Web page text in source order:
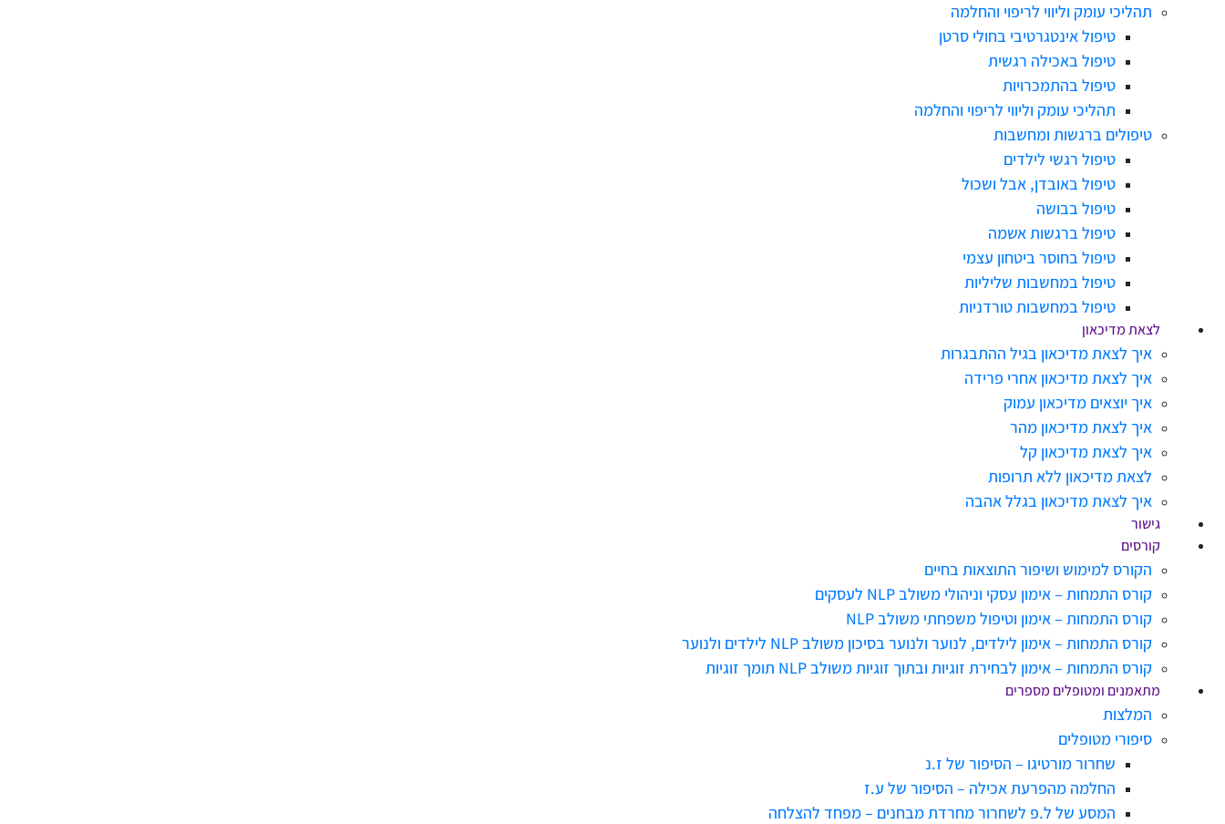
תהליכי עומק וליווי לריפוי והחלמה
טיפול אינטגרטיבי בחולי סרטן
טיפול באכילה רגשית
טיפול בהתמכרויות
תהליכי עומק וליווי לריפוי והחלמה
טיפולים ברגשות ומחשבות
טיפול רגשי לילדים
טיפול באובדן, אבל ושכול
טיפול בבושה
טיפול ברגשות אשמה
טיפול בחוסר ביטחון עצמי
טיפול במחשבות שליליות
טיפול במחשבות טורדניות
לצאת מדיכאון
איך לצאת מדיכאון בגיל ההתבגרות
איך לצאת מדיכאון אחרי פרידה
איך יוצאים מדיכאון עמוק
איך לצאת מדיכאון מהר
איך לצאת מדיכאון קל
לצאת מדיכאון ללא תרופות
איך לצאת מדיכאון בגלל אהבה
גישור
קורסים
הקורס למימוש ושיפור התוצאות בחיים
קורס התמחות – אימון עסקי וניהולי משולב NLP לעסקים
קורס התמחות – אימון וטיפול משפחתי משולב NLP
קורס התמחות – אימון לילדים, לנוער ולנוער בסיכון משולב NLP לילדים ולנוער
קורס התמחות – אימון לבחירת זוגיות ובתוך זוגיות משולב NLP תומך זוגיות
מתאמנים ומטופלים מספרים
המלצות
סיפורי מטופלים
שחרור מורטיגו – הסיפור של ז.נ
החלמה מהפרעת אכילה – הסיפור של ע.ז
המסע של ל.פ לשחרור מחרדת מבחנים – מפחד להצלחה